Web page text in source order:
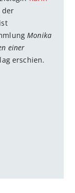
der
Monika
einer
erschien.